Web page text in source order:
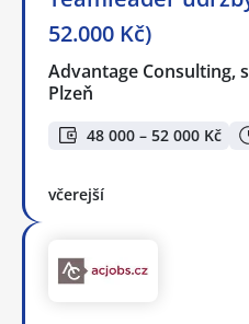
52.000 Kč)
Advantage Consulting,
Plzeň
48 000 – 52 000 Kč
včerejší